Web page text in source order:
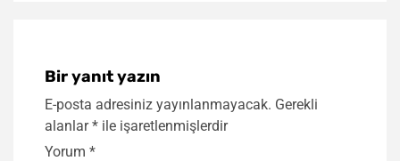
Bir yanıt yazın
E-posta adresiniz yayınlanmayacak. Gerekli
alanlar* ile işaretlenmişlerdir
Yorum *